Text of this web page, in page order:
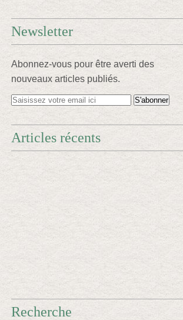
Newsletter
Abonnez-vous pour être averti des
nouveaux articles publiés.
Articles récents
Recherche